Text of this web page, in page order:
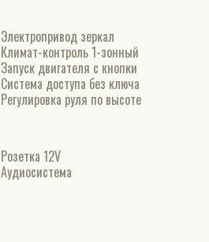
Электропривод зеркал
Климат-контроль 1-зонный
Запуск двигателя с кнопки
Система доступа без ключа
Регулировка руля по высоте
Розетка 12V
Аудиосистема